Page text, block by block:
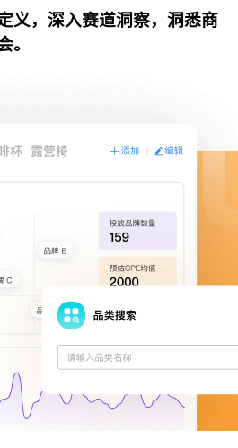
义，深入赛道洞察，洞悉商
。